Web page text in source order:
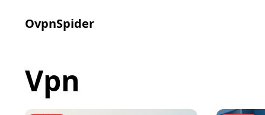
OvpnSpider
vpn